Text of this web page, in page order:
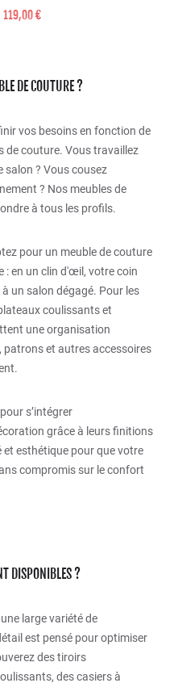
119,00 €
DE COUTURE ?
vos besoins en fonction de
de couture. Vous travaillez
salon ? Vous cousez
? Nos meubles de
à tous les profils.
pour un meuble de couture
: en un clin d'œil, votre coin
un salon dégagé. Pour les
coulissants et
une organisation
patrons et autres accessoires
s’intégrer
grâce à leurs finitions
esthétique pour que votre
compromis sur le confort
DISPONIBLES ?
large variété de
est pensé pour optimiser
des tiroirs
des casiers à